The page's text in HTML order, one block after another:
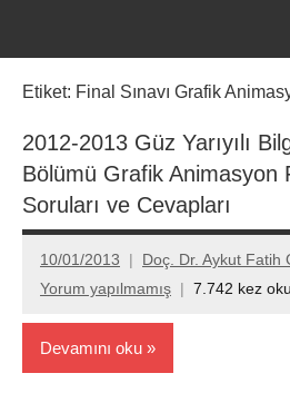
2%
2025
Etiket: Final Sınavı Grafik
2012-2013 Güz Yarıyılı
Bölümü Grafik Animasyon
Soruları ve Cevapları
10/01/2013
Doç. Dr. Aykut Fatih
Yorum yapılmamış
7.742 kez
Devamını oku